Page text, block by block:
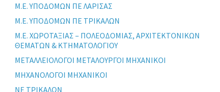
Μ.Ε. ΥΠΟΔΟΜΩΝ ΠΕ ΛΑΡΙΣΑΣ
Μ.Ε. ΥΠΟΔΟΜΩΝ ΠΕ ΤΡΙΚΑΛΩΝ
Μ.Ε. ΧΩΡΟΤΑΞΙΑΣ – ΠΟΛΕΟΔΟΜΙΑΣ, ΑΡΧΙΤΕΚΤΟΝΙΚΩΝ
ΘΕΜΑΤΩΝ & ΚΤΗΜΑΤΟΛΟΓΙΟΥ
ΜΕΤΑΛΛΕΙΟΛΟΓΟΙ ΜΕΤΑΛΟΥΡΓΟΙ ΜΗΧΑΝΙΚΟΙ
ΜΗΧΑΝΟΛΟΓΟΙ ΜΗΧΑΝΙΚΟΙ
ΝΕ ΤΡΙΚΑΛΩΝ